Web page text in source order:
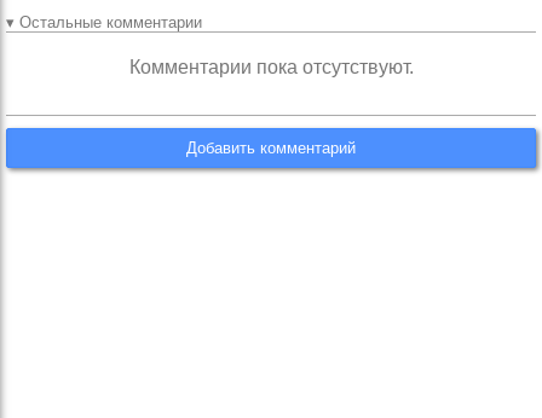
▾ Остальные комментарии
Комментарии пока отсутствуют.
Добавить комментарий